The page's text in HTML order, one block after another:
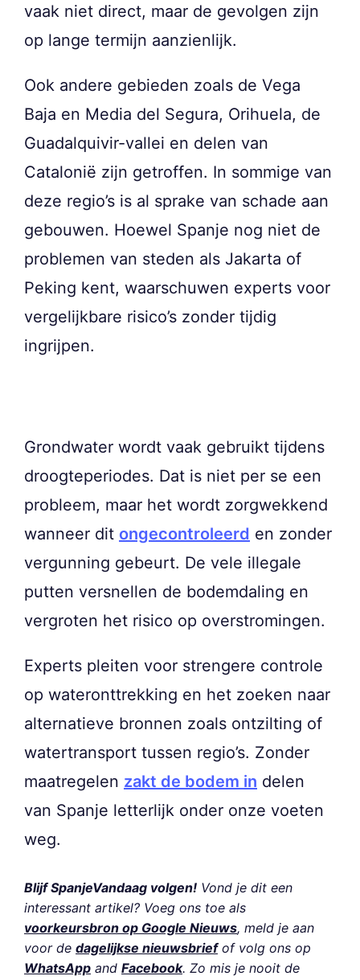
vaak niet direct, maar de gevolgen zijn
op lange termijn aanzienlijk.
Ook andere gebieden zoals de Vega
Baja en Media del Segura, Orihuela, de
Guadalquivir-vallei en delen van
Catalonië zijn getroffen. In sommige van
deze regio’s is al sprake van schade aan
gebouwen. Hoewel Spanje nog niet de
problemen van steden als Jakarta of
Peking kent, waarschuwen experts voor
vergelijkbare risico’s zonder tijdig
ingrijpen.
Grondwater wordt vaak gebruikt tijdens
droogteperiodes. Dat is niet per se een
probleem, maar het wordt zorgwekkend
wanneer dit ongecontroleerd en zonder
vergunning gebeurt. De vele illegale
putten versnellen de bodemdaling en
vergroten het risico op overstromingen.
Experts pleiten voor strengere controle
op wateronttrekking en het zoeken naar
alternatieve bronnen zoals ontzilting of
watertransport tussen regio’s. Zonder
maatregelen zakt de bodem in delen
van Spanje letterlijk onder onze voeten
weg.
Blijf SpanjeVandaag volgen! Vond je dit een
interessant artikel? Voeg ons toe als
voorkeursbron op Google Nieuws, meld je aan
voor de dagelijkse nieuwsbriefof volg ons op
WhatsApp and Facebook. Zo mis je nooit de